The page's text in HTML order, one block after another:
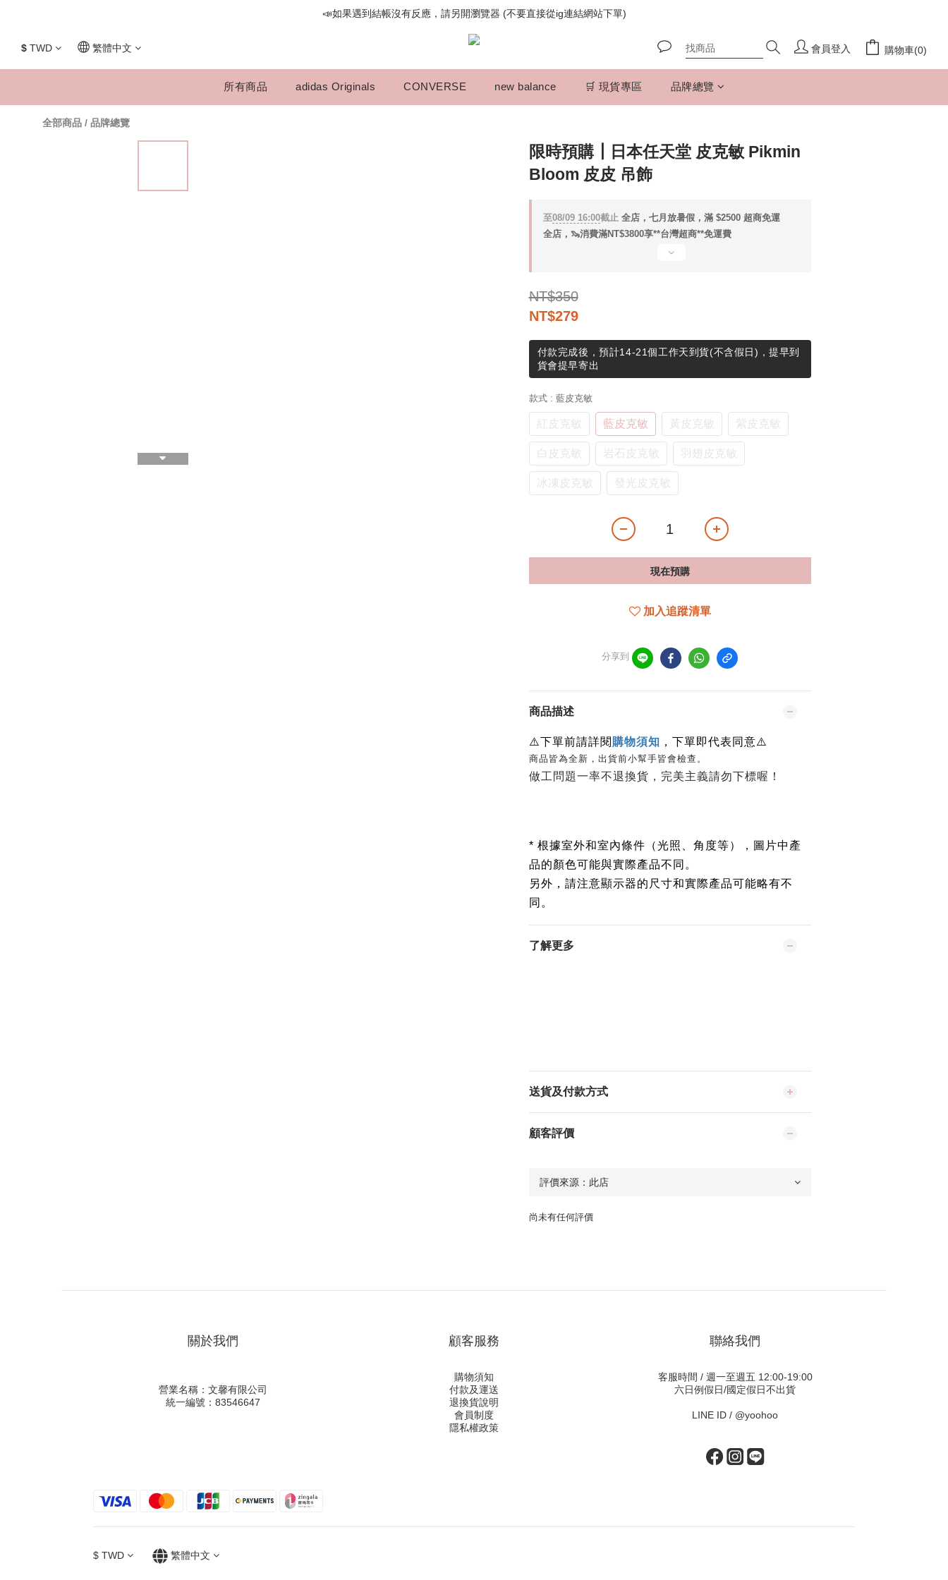
📣如果遇到結帳沒有反應，請另開瀏覽器 (不要直接從ig連結網站下單)
📣如果遇到結帳沒有反應，請另開瀏覽器 (不要直接從ig連結網站下單)
歡迎光臨૮⍝• ᴥ •⍝ა 新品請追蹤官方INSTAGRAM
📣如果遇到結帳沒有反應，請另開瀏覽器 (不要直接從ig連結網站下單)
$ TWD 繁體中文 會員登入 購物車(0)
所有商品 adidas Originals CONVERSE new balance 🛒 現貨專區 品牌總覽
全部商品 / 品牌總覽
限時預購┃日本任天堂 皮克敏 Pikmin
Bloom 皮皮 吊飾
至08/09 16:00截止全店，七月放暑假，滿 $2500 超商免運
全店，🦦消費滿NT$3800享**台灣超商**免運費
NT$350
NT$279
付款完成後，預計14-21個工作天到貨(不含假日)，提早到
貨會提早寄出
款式 : 藍皮克敏
紅皮克敏 藍皮克敏 黃皮克敏 紫皮克敏
白皮克敏 岩石皮克敏 羽翅皮克敏
冰凍皮克敏 發光皮克敏
現在預購
加入追蹤清單
分享到
商品描述
⚠️下單前請詳閱 購物須知 ，下單即代表同意⚠️
商品皆為全新，出貨前小幫手皆會檢查。
做工問題一率不退換貨，完美主義請勿下標喔！
* 根據室外和室內條件（光照、角度等），圖片中產
品的顏色可能與實際產品不同。
另外，請注意顯示器的尺寸和實際產品可能略有不
同。
了解更多
送貨及付款方式
顧客評價
尚未有任何評價
關於我們
營業名稱：文馨有限公司
統一編號：83546647
顧客服務
購物須知
付款及運送
退換貨說明
會員制度
隱私權政策
聯絡我們
客服時間 / 週一至週五 12:00-19:00
六日例假日/國定假日不出貨
LINE ID / @yoohoo
$ TWD 繁體中文